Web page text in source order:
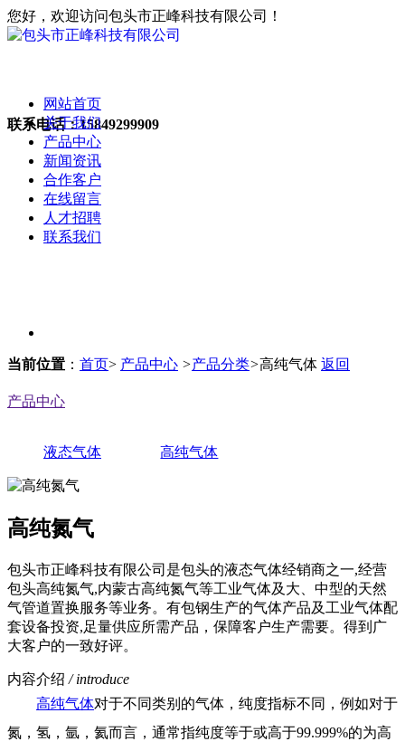
您好，欢迎访问包头市正峰科技有限公司！
联系电话：15849299909
网站首页
关于我们
产品中心
新闻资讯
合作客户
在线留言
人才招聘
联系我们
当前位置 ： 首页> 产品中心 >产品分类>高纯气体 返回
产品中心
液态气体 高纯气体
高纯氮气
包头市正峰科技有限公司是包头的液态气体经销商之一,经营
包头高纯氮气,内蒙古高纯氮气等工业气体及大、中型的天然
气管道置换服务等业务。有包钢生产的气体产品及工业气体配
套设备投资,足量供应所需产品，保障客户生产需要。得到广
大客户的一致好评。
内容介绍 / introduce
高纯气体对于不同类别的气体，纯度指标不同，例如对于
氮，氢，氩，氦而言，通常指纯度等于或高于99.999%的为高